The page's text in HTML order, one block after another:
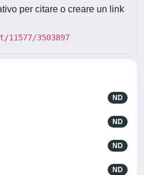
per citare o creare un link
3503897
ND
ND
ND
ND